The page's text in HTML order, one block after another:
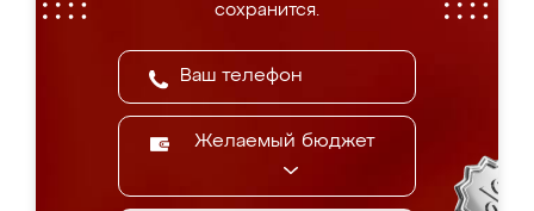
сохранится.
Желаемый бюджет